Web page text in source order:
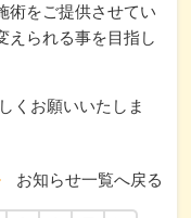
術をご提供させてい
えられる事を目指し
くお願いいたしま
お知らせ一覧へ戻る